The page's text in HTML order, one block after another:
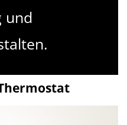
und